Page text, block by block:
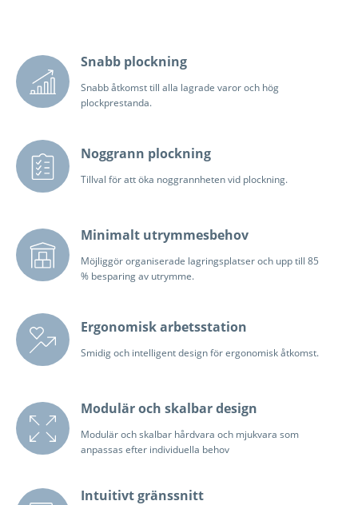
Snabb plockning
Snabb åtkomst till alla lagrade varor och hög
plockprestanda.
Noggrann plockning
Tillval för att öka noggrannheten vid plockning.
Minimalt utrymmesbehov
Möjliggör organiserade lagringsplatser och upp till 85
% besparing av utrymme.
Ergonomisk arbetsstation
Smidig och intelligent design för ergonomisk åtkomst.
Modulär och skalbar design
Modulär och skalbar hårdvara och mjukvara som
anpassas efter individuella behov
Intuitivt gränssnitt